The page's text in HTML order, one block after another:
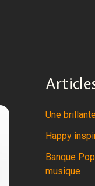
Une
Happy
Banque
musique